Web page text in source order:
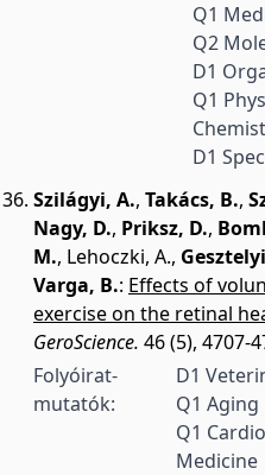
Q1
Q2
D1
Q1
D1
Szilágyi, A., Takács, B.,
Nagy, D., Priksz, D.,
M., Lehoczki, A.,
Varga, B.: Effects of
exercise on the retinal
GeroScience. 46 (5), 4707-
Folyóirat-
mutatók:
D1
Q1 Aging
Q1
Medicine